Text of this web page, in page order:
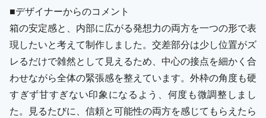
■デザイナーからのコメント
箱の安定感と、内部に広がる発想力の両方を一つの形で表
現したいと考えて制作しました。交差部分は少し位置がズ
レるだけで雑然として見えるため、中心の接点を細かく合
わせながら全体の緊張感を整えています。外枠の角度も硬
すぎず甘すぎない印象になるよう、何度も微調整しまし
た。見るたびに、信頼と可能性の両方を感じてもらえたら